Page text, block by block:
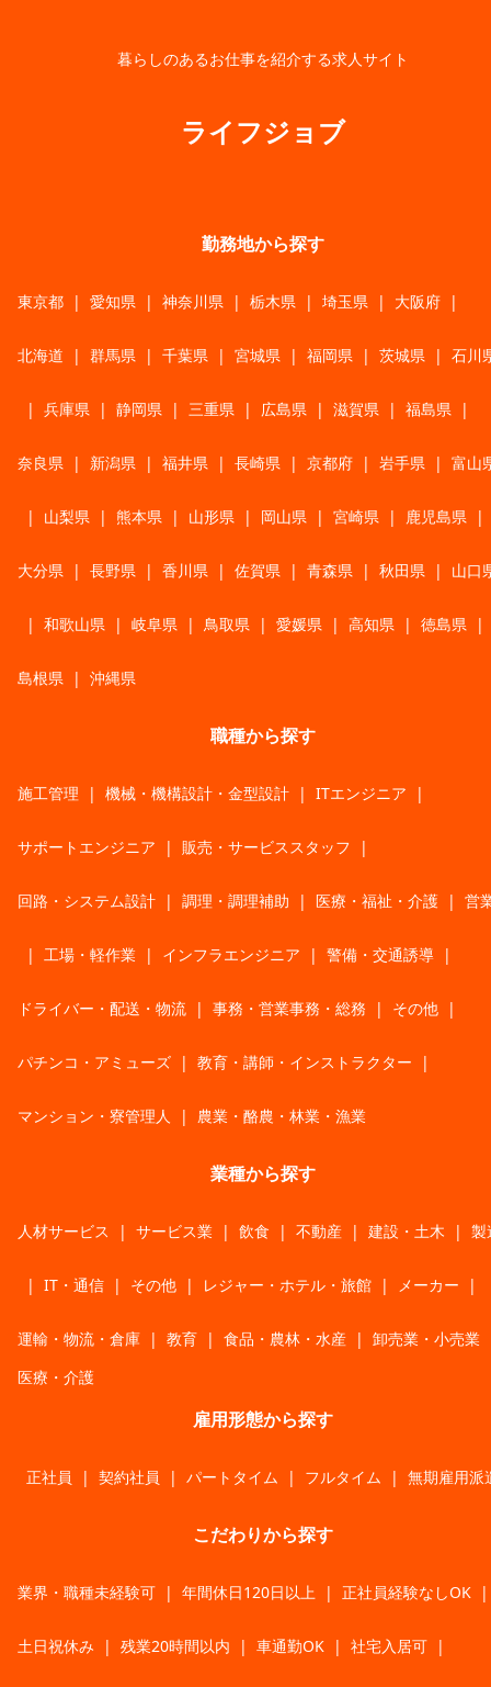
暮らしのあるお仕事を紹介する求人サイト
ライフジョブ
勤務地から探す
東京都 | 愛知県 | 神奈川県 | 栃木県 | 埼玉県 | 大阪府 |
北海道 | 群馬県 | 千葉県 | 宮城県 | 福岡県 | 茨城県 | 石川
| 兵庫県 | 静岡県 | 三重県 | 広島県 | 滋賀県 | 福島県 |
奈良県 | 新潟県 | 福井県 | 長崎県 | 京都府 | 岩手県 | 富山
| 山梨県 | 熊本県 | 山形県 | 岡山県 | 宮崎県 | 鹿児島県 |
大分県 | 長野県 | 香川県 | 佐賀県 | 青森県 | 秋田県 | 山口
| 和歌山県 | 岐阜県 | 鳥取県 | 愛媛県 | 高知県 | 徳島県 |
島根県 | 沖縄県
職種から探す
施工管理 | 機械・機構設計・金型設計 | ITエンジニア |
サポートエンジニア | 販売・サービススタッフ |
回路・システム設計 | 調理・調理補助 | 医療・福祉・介護 | 営
| 工場・軽作業 | インフラエンジニア | 警備・交通誘導 |
ドライバー・配送・物流 | 事務・営業事務・総務 | その他 |
パチンコ・アミューズ | 教育・講師・インストラクター |
マンション・寮管理人 | 農業・酪農・林業・漁業
業種から探す
人材サービス | サービス業 | 飲食 | 不動産 | 建設・土木 | 製
| IT・通信 | その他 | レジャー・ホテル・旅館 | メーカー |
運輸・物流・倉庫 | 教育 | 食品・農林・水産 | 卸売業・小売業
医療・介護
雇用形態から探す
正社員 | 契約社員 | パートタイム | フルタイム | 無期雇用派
こだわりから探す
業界・職種未経験可 | 年間休日120日以上 | 正社員経験なしOK |
土日祝休み | 残業20時間以内 | 車通勤OK | 社宅入居可 |